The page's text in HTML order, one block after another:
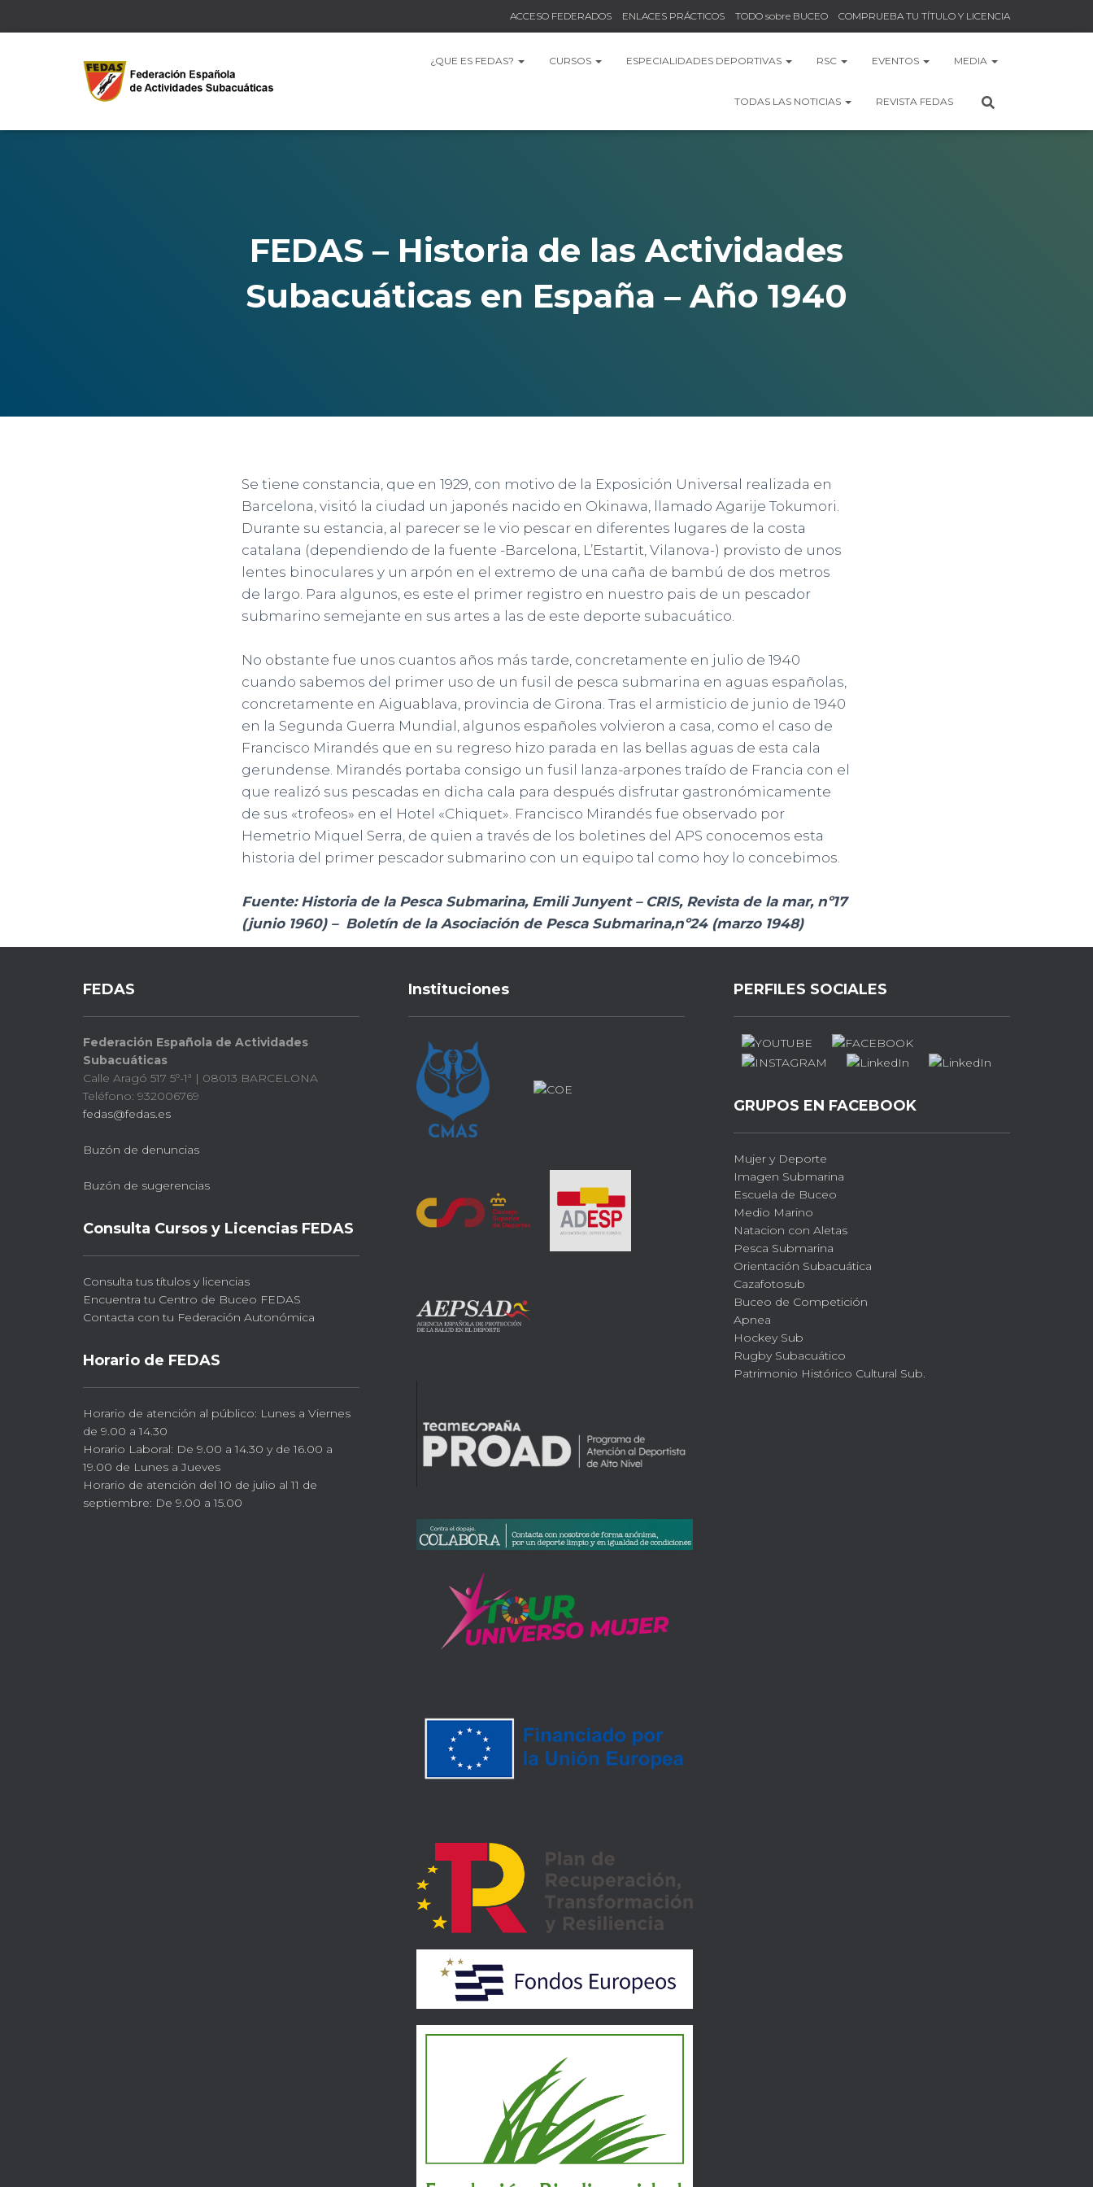
ACCESO FEDERADOS ENLACES PRÁCTICOS TODO sobre BUCEO COMPRUEBA TU TÍTULO Y LICENCIA
¿QUE ES FEDAS? CURSOS ESPECIALIDADES DEPORTIVAS RSC EVENTOS MEDIA
TODAS LAS NOTICIAS REVISTA FEDAS
FEDAS – Historia de las Actividades
Subacuáticas en España – Año 1940
Se tiene constancia, que en 1929, con motivo de la Exposición Universal realizada en
Barcelona, visitó la ciudad un japonés nacido en Okinawa, llamado Agarije Tokumori.
Durante su estancia, al parecer se le vio pescar en diferentes lugares de la costa
catalana (dependiendo de la fuente -Barcelona, L’Estartit, Vilanova-) provisto de unos
lentes binoculares y un arpón en el extremo de una caña de bambú de dos metros
de largo. Para algunos, es este el primer registro en nuestro pais de un pescador
submarino semejante en sus artes a las de este deporte subacuático.
No obstante fue unos cuantos años más tarde, concretamente en julio de 1940
cuando sabemos del primer uso de un fusil de pesca submarina en aguas españolas,
concretamente en Aiguablava, provincia de Girona. Tras el armisticio de junio de 1940
en la Segunda Guerra Mundial, algunos españoles volvieron a casa, como el caso de
Francisco Mirandés que en su regreso hizo parada en las bellas aguas de esta cala
gerundense. Mirandés portaba consigo un fusil lanza-arpones traído de Francia con el
que realizó sus pescadas en dicha cala para después disfrutar gastronómicamente
de sus «trofeos» en el Hotel «Chiquet». Francisco Mirandés fue observado por
Hemetrio Miquel Serra, de quien a través de los boletines del APS conocemos esta
historia del primer pescador submarino con un equipo tal como hoy lo concebimos.
Fuente: Historia de la Pesca Submarina, Emili Junyent – CRIS, Revista de la mar, nº17
(junio 1960) – Boletín de la Asociación de Pesca Submarina,nº24 (marzo 1948)
FEDAS
Federación Española de Actividades
Subacuáticas
Calle Aragó 517 5º-1ª | 08013 BARCELONA
Teléfono: 932006769
fedas@fedas.es
Buzón de denuncias
Buzón de sugerencias
Consulta Cursos y Licencias FEDAS
Consulta tus títulos y licencias
Encuentra tu Centro de Buceo FEDAS
Contacta con tu Federación Autonómica
Horario de FEDAS
Horario de atención al público: Lunes a Viernes
de 9.00 a 14.30
Horario Laboral: De 9.00 a 14.30 y de 16.00 a
19.00 de Lunes a Jueves
Horario de atención del 10 de julio al 11 de
septiembre: De 9.00 a 15.00
Instituciones PERFILES SOCIALES
GRUPOS EN FACEBOOK
Mujer y Deporte
Imagen Submarina
Escuela de Buceo
Medio Marino
Natacion con Aletas
Pesca Submarina
Orientación Subacuática
Cazafotosub
Buceo de Competición
Apnea
Hockey Sub
Rugby Subacuático
Patrimonio Histórico Cultural Sub.